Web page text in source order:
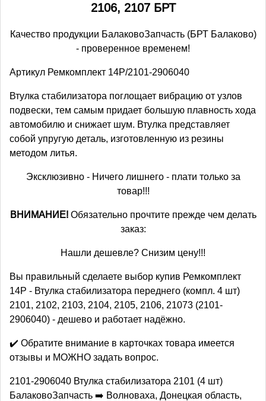
2106, 2107 БРТ
Качество продукции БалаковоЗапчасть (БРТ Балаково)
- проверенное временем!
Артикул Ремкомплект 14Р/2101-2906040
Втулка стабилизатора поглощает вибрацию от узлов
подвески, тем самым придает большую плавность хода
автомобилю и снижает шум. Втулка представляет
собой упругую деталь, изготовленную из резины
методом литья.
Эксклюзивно - Ничего лишнего - плати только за
товар!!!
ВНИМАНИЕ!Обязательно прочтите прежде чем делать
заказ:
Нашли дешевле? Снизим цену!!!
Вы правильный сделаете выбор купив Ремкомплект
14Р - Втулка стабилизатора переднего (компл. 4 шт)
2101, 2102, 2103, 2104, 2105, 2106, 21073 (2101-
2906040) - дешево и работает надёжно.
✔️ Обратите внимание в карточках товара имеется
отзывы и МОЖНО задать вопрос.
2101-2906040 Втулка стабилизатора 2101 (4 шт)
БалаковоЗапчасть ➡️ Волноваха, Донецкая область,